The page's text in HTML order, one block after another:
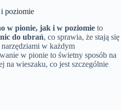
poziomie
w pionie, jak i w poziomie to
do ubrań, co sprawia, że stają się
w każdym
w pionie to świetny sposób na
na wieszaku, co jest szczególnie